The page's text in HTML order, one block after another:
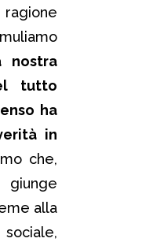
nostra
tutto
ha
in
che,
giunge
alla